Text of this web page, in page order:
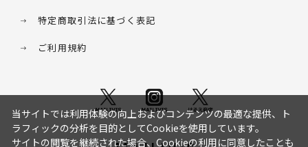
特定商取引法に基づく表記
ご利用規約
当サイトでは利用体験の向上およびコンテンツの最適な提供、ト
ラフィックの分析を目的としてCookieを使用しています。
サイトの閲覧を継続された場合、Cookieの利用に同意したことも